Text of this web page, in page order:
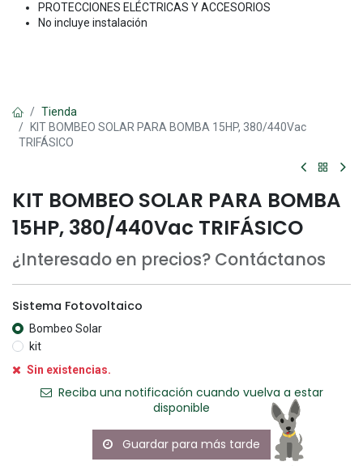
PROTECCIONES ELÉCTRICAS Y ACCESORIOS
No incluye instalación
Tienda
KIT BOMBEO SOLAR PARA BOMBA 15HP, 380/440Vac
TRIFÁSICO
KIT BOMBEO SOLAR PARA BOMBA
15HP, 380/440Vac TRIFÁSICO
¿Interesado en precios? Contáctanos
Sistema Fotovoltaico
Bombeo Solar
kit
Sin existencias.
Reciba una notificación cuando vuelva a estar
disponible
Guardar para más tarde